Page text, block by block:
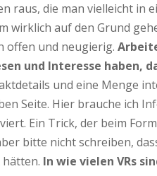
raus, die man vielleicht in
wirklich auf den Grund
offen und neugierig.
und Interesse haben,
und eine Menge
Seite. Hier brauche ich
Ein Trick, der beim
bitte nicht schreiben,
In wie vielen VRs